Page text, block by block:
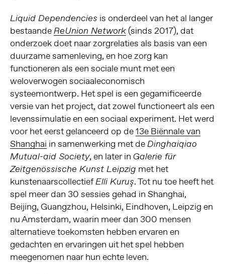
Liquid Dependencies is onderdeel van het al langer
bestaandeReUnion Network(sinds 2017), dat
onderzoek doet naar zorgrelaties als basis van een
duurzame samenleving, en hoe zorg kan
functioneren als een sociale munt met een
weloverwogen sociaaleconomisch
systeemontwerp. Het spel is een gegamificeerde
versie van het project, dat zowel functioneert als een
levenssimulatie en een sociaal experiment. Het werd
voor het eerst gelanceerd op de13e Biënnale van
Shanghai in samenwerking met deDinghaiqiao
Mutual-aid Society, en later in Galerie für
Zeitgenössische Kunst Leipzig met het
kunstenaarscollectiefElli Kuruş. Tot nu toe heeft het
spel meer dan 30 sessies gehad in Shanghai,
Beijing, Guangzhou, Helsinki, Eindhoven, Leipzig en
nu Amsterdam, waarin meer dan 300 mensen
alternatieve toekomsten hebben ervaren en
gedachten en ervaringen uit het spel hebben
meegenomen naar hun echte leven.